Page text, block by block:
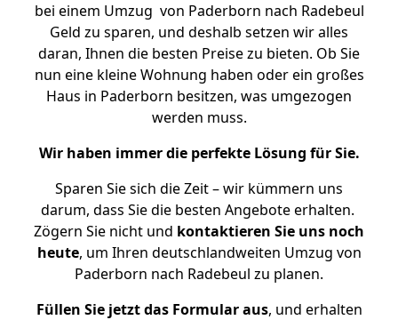
bei einem Umzug von Paderborn nach Radebeul
Geld zu sparen, und deshalb setzen wir alles
daran, Ihnen die besten Preise zu bieten. Ob Sie
nun eine kleine Wohnung haben oder ein großes
Haus in Paderborn besitzen, was umgezogen
werden muss.
Wir haben immer die perfekte Lösung für Sie.
Sparen Sie sich die Zeit – wir kümmern uns
darum, dass Sie die besten Angebote erhalten.
Zögern Sie nicht und kontaktieren Sie uns noch
heute, um Ihren deutschlandweiten Umzug von
Paderborn nach Radebeul zu planen.
Füllen Sie jetzt das Formular aus, und erhalten